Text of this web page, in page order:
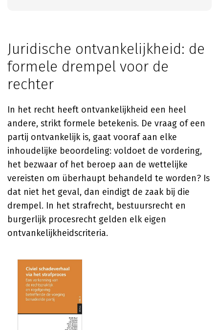
Juridische ontvankelijkheid: de
formele drempel voor de
rechter
In het recht heeft ontvankelijkheid een heel
andere, strikt formele betekenis. De vraag of een
partij ontvankelijk is, gaat vooraf aan elke
inhoudelijke beoordeling: voldoet de vordering,
het bezwaar of het beroep aan de wettelijke
vereisten om überhaupt behandeld te worden? Is
dat niet het geval, dan eindigt de zaak bij die
drempel. In het strafrecht, bestuursrecht en
burgerlijk procesrecht gelden elk eigen
ontvankelijkheidscriteria.